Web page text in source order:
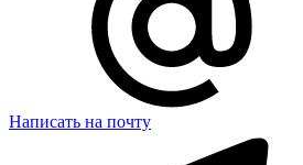
Написать на почту